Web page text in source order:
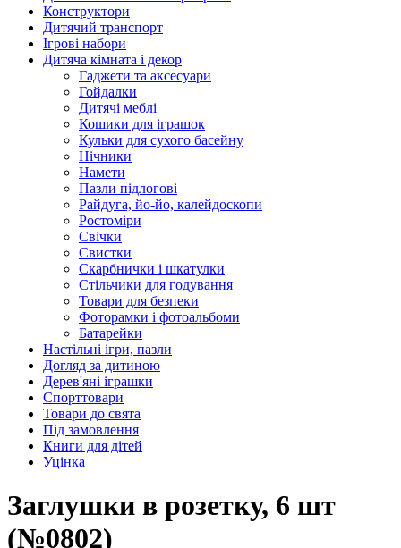
Конструктори
Дитячий транспорт
Ігрові набори
Дитяча кімната і декор
Гаджети та аксесуари
Гойдалки
Дитячі меблі
Кошики для іграшок
Кульки для сухого басейну
Нічники
Намети
Пазли підлогові
Райдуга, йо-йо, калейдоскопи
Ростоміри
Свічки
Свистки
Скарбнички і шкатулки
Стільчики для годування
Товари для безпеки
Фоторамки і фотоальбоми
Батарейки
Настільні ігри, пазли
Догляд за дитиною
Дерев'яні іграшки
Спорттовари
Товари до свята
Під замовлення
Книги для дітей
Уцінка
Заглушки в розетку, 6 шт
(№0802)